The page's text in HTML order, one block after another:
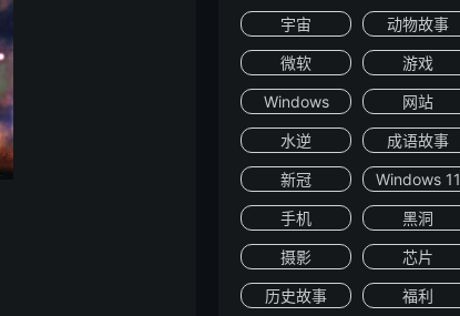
宇宙 动物故事
微软 游戏
Windows 网站
水逆 成语故事
新冠 Windows 11
手机 黑洞
摄影 芯片
历史故事 福利